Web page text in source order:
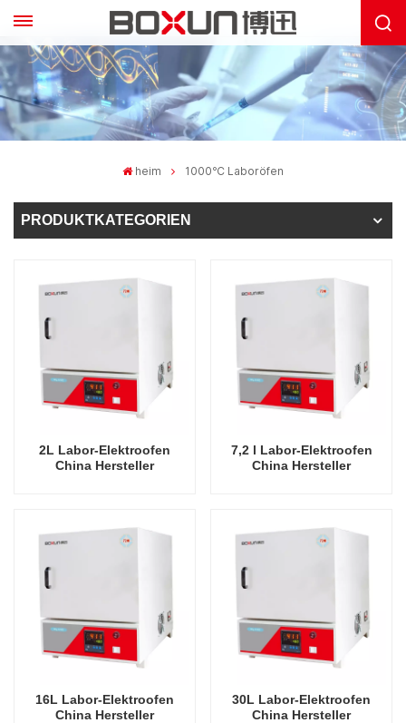
heim 1000℃ Laboröfen
PRODUKTKATEGORIEN
2L Labor-Elektroofen
China Hersteller
7,2 l Labor-Elektroofen
China Hersteller
16L Labor-Elektroofen
China Hersteller
30L Labor-Elektroofen
China Hersteller